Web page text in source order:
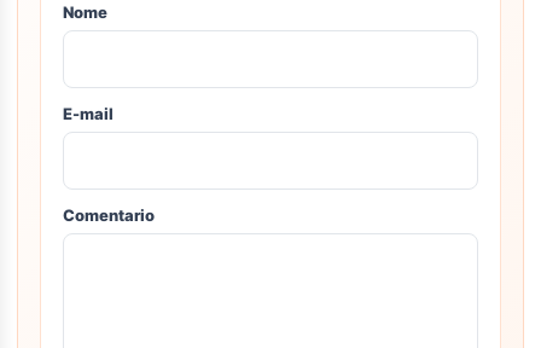
Nome
E-mail
Comentario